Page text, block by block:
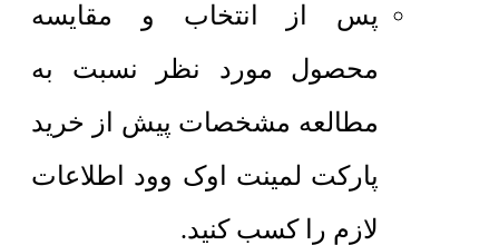
پس از انتخاب و مقایسه
محصول مورد نظر نسبت به
مطالعه مشخصات پیش از خرید
پارکت لمینت اوک وود اطلاعات
لازم را کسب کنید.